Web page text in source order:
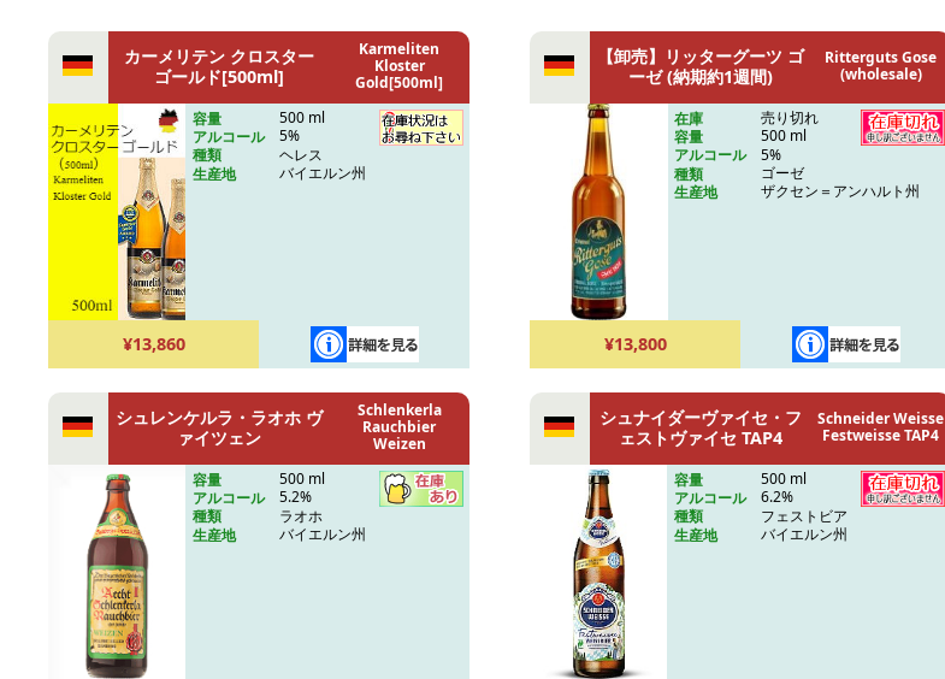
カーメリテン クロスター
ゴールド[500ml]
Karmeliten
Kloster
Gold[500ml]
容量
500 ml
アルコール
5%
種類
ヘレス
生産地
バイエルン州
¥13,860
【卸売】リッターグーツ ゴ
ーゼ (納期約1週間)
Ritterguts Gose
(wholesale)
在庫
売り切れ
容量
500 ml
アルコール
5%
種類
ゴーゼ
生産地
ザクセン＝アンハルト州
¥13,800
シュレンケルラ・ラオホ ヴ
ァイツェン
Schlenkerla
Rauchbier
Weizen
容量
500 ml
アルコール
5.2%
種類
ラオホ
生産地
バイエルン州
シュナイダーヴァイセ・フ
ェストヴァイセ TAP4
Schneider Weisse
Festweisse TAP4
容量
500 ml
アルコール
6.2%
種類
フェストビア
生産地
バイエルン州